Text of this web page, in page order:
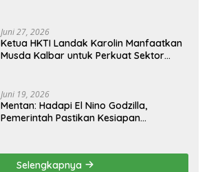
Juni 27, 2026
Ketua HKTI Landak Karolin Manfaatkan
Musda Kalbar untuk Perkuat Sektor
Juni 19, 2026
Mentan: Hadapi El Nino Godzilla,
Pemerintah Pastikan Kesiapan
Selengkapnya